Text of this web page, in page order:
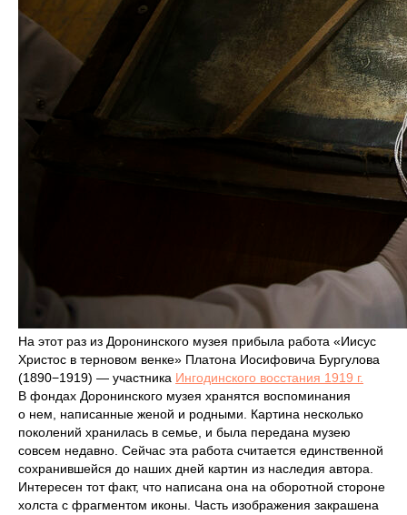
На этот раз из Доронинского музея прибыла работа «Иисус
Христос в терновом венке» Платона Иосифовича Бургулова
(1890−1919) — участника Ингодинского восстания 1919 г.
В фондах Доронинского музея хранятся воспоминания
о нем, написанные женой и родными. Картина несколько
поколений хранилась в семье, и была передана музею
совсем недавно. Сейчас эта работа считается единственной
сохранившейся до наших дней картин из наследия автора.
Интересен тот факт, что написана она на оборотной стороне
холста с фрагментом иконы. Часть изображения закрашена